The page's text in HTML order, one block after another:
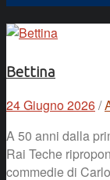
Bettina
24 Giugno 2026/
A 50 anni dalla
Rai Teche
commedie di